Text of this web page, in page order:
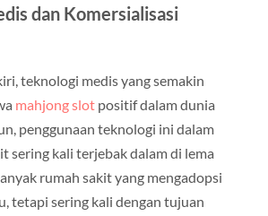
dan Komersialisasi
teknologi medis yang semakin
mahjong slotpositif dalam dunia
penggunaan teknologi ini dalam
sering kali terjebak dalam di lema
rumah sakit yang mengadopsi
tetapi sering kali dengan tujuan